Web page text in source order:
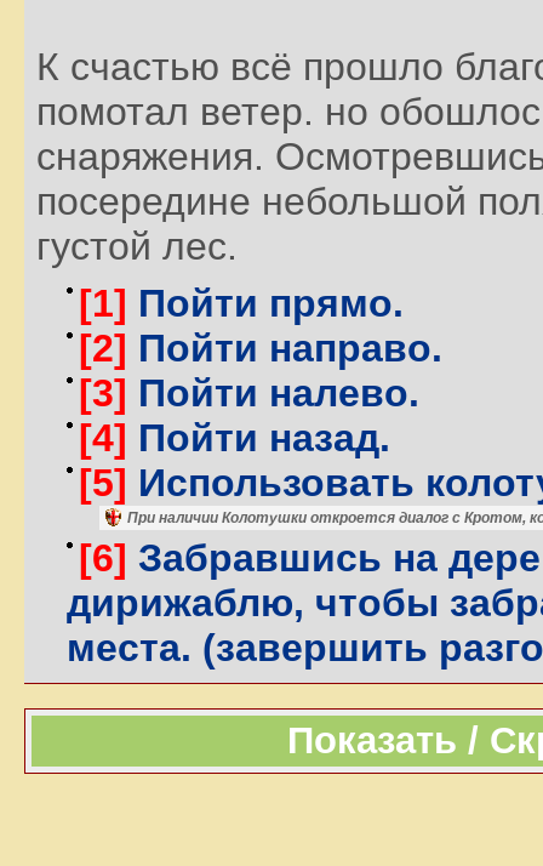
К счастью всё прошло
помотал ветер. но
снаряжения.
посередине небольшой
густой лес.
[1] Пойти прямо.
[2] Пойти направо.
[3] Пойти налево.
[4] Пойти назад.
[5] Использовать
При наличии Колотушки откроется диалог с
[6] Забравшись на
дирижаблю, чтобы
места. (завершить
Показать /